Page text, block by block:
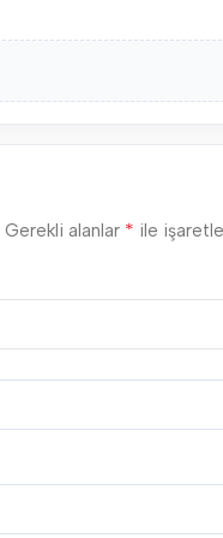
Gerekli alanlar * ile